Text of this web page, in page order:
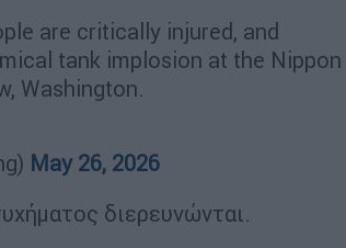
are critically injured, and
tank implosion at the Nippon
Washington.
May 26, 2026
διερευνώνται.